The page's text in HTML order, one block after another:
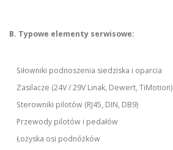
B. Typowe elementy serwisowe:
Siłowniki podnoszenia siedziska i oparcia
Zasilacze (24V / 29V Linak, Dewert, TiMotion)
Sterowniki pilotów (RJ45, DIN, DB9)
Przewody pilotów i pedałów
Łożyska osi podnóżków